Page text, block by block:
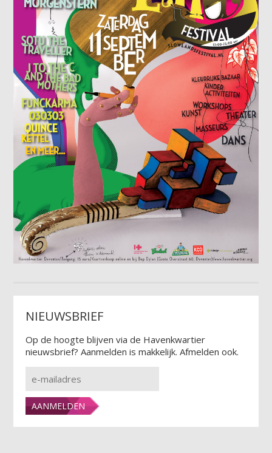
NIEUWSBRIEF
Op de hoogte blijven via de Havenkwartier
nieuwsbrief? Aanmelden is makkelijk. Afmelden ook.